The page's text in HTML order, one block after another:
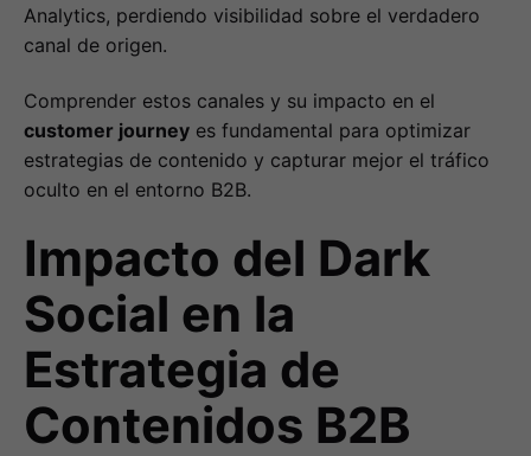
Analytics, perdiendo visibilidad sobre el verdadero
canal de origen.
Comprender estos canales y su impacto en el
customer journey es fundamental para optimizar
estrategias de contenido y capturar mejor el tráfico
oculto en el entorno B2B.
Impacto del Dark
Social en la
Estrategia de
Contenidos B2B